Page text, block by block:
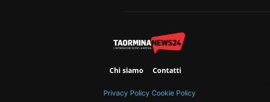
Chi siamo Contatti
Privacy Policy Cookie Policy